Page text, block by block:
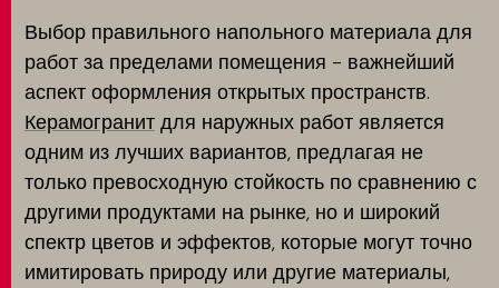
Выбор правильного напольного материала для
работ за пределами помещения - важнейший
аспект оформления открытых пространств.
Керамогранит для наружных работ является
одним из лучших вариантов, предлагая не
только превосходную стойкость по сравнению с
другими продуктами на рынке, но и широкий
спектр цветов и эффектов, которые могут точно
имитировать природу или другие материалы,